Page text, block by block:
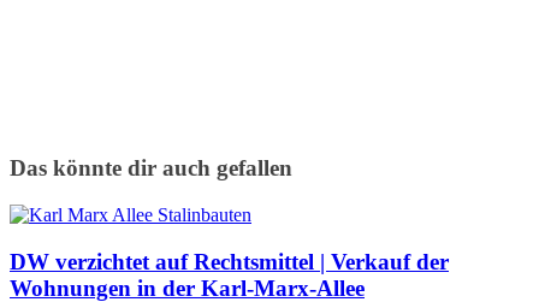
Das könnte dir auch gefallen
DW verzichtet auf Rechtsmittel | Verkauf der
Wohnungen in der Karl-Marx-Allee